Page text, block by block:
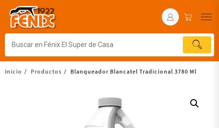
Inicio Productos Blanqueador Blancatel Tradicional 3780 Ml